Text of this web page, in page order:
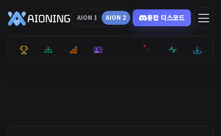
AION 1 AION 2 통합 디스코드
통합 순위리더보드통계 캐릭터 서버현황최근기록잉미